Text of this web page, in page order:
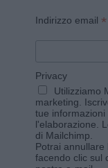
Indirizzo email *
Privacy
Utilizziamo
marketing.
tue
l'elaborazione.
di Mailchimp
Potrai annullare
facendo clic sul